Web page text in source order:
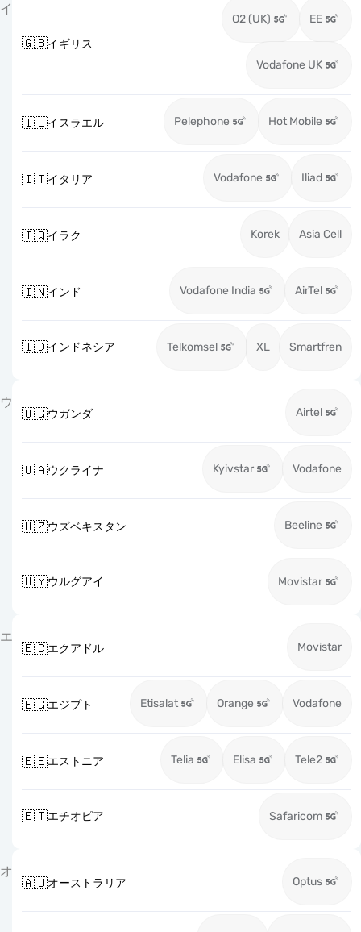
イ
🇬🇧イギリス
O2 (UK) EE
Vodafone UK
🇮🇱イスラエル Pelephone Hot Mobile
🇮🇹イタリア Vodafone Iliad
🇮🇶イラク Korek Asia Cell
🇮🇳インド Vodafone India AirTel
🇮🇩インドネシア Telkomsel XL Smartfren
ウ
🇺🇬ウガンダ Airtel
🇺🇦ウクライナ Kyivstar Vodafone
🇺🇿ウズベキスタン Beeline
🇺🇾ウルグアイ Movistar
エ
🇪🇨エクアドル Movistar
🇪🇬エジプト Etisalat Orange Vodafone
🇪🇪エストニア Telia Elisa Tele2
🇪🇹エチオピア Safaricom
オ
🇦🇺オーストラリア Optus